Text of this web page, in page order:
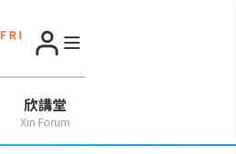
F R I
欣講堂
Xin Forum